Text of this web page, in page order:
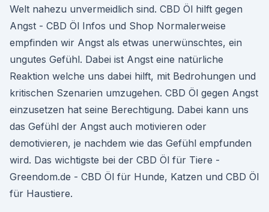
Welt nahezu unvermeidlich sind. CBD Öl hilft gegen
Angst - CBD Öl Infos und Shop Normalerweise
empfinden wir Angst als etwas unerwünschtes, ein
ungutes Gefühl. Dabei ist Angst eine natürliche
Reaktion welche uns dabei hilft, mit Bedrohungen und
kritischen Szenarien umzugehen. CBD Öl gegen Angst
einzusetzen hat seine Berechtigung. Dabei kann uns
das Gefühl der Angst auch motivieren oder
demotivieren, je nachdem wie das Gefühl empfunden
wird. Das wichtigste bei der CBD Öl für Tiere -
Greendom.de - CBD Öl für Hunde, Katzen und CBD Öl
für Haustiere.